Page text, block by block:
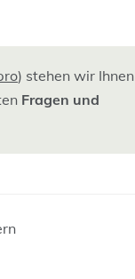
) stehen wir Ihnen
Fragen und